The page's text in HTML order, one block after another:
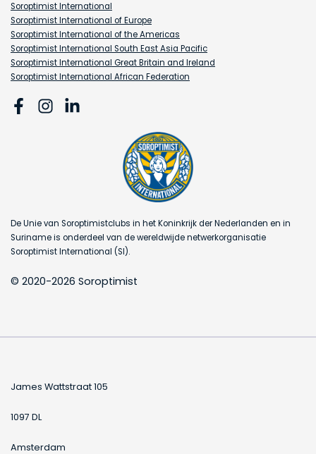
Soroptimist International
Soroptimist International of Europe
Soroptimist International of the Americas
Soroptimist International South East Asia Pacific
Soroptimist International Great Britain and Ireland
Soroptimist International African Federation
De Unie van Soroptimistclubs in het Koninkrijk der Nederlanden en in
Suriname is onderdeel van de wereldwijde netwerkorganisatie
Soroptimist International (SI).
© 2020-2026 Soroptimist
James Wattstraat 105
1097 DL
Amsterdam